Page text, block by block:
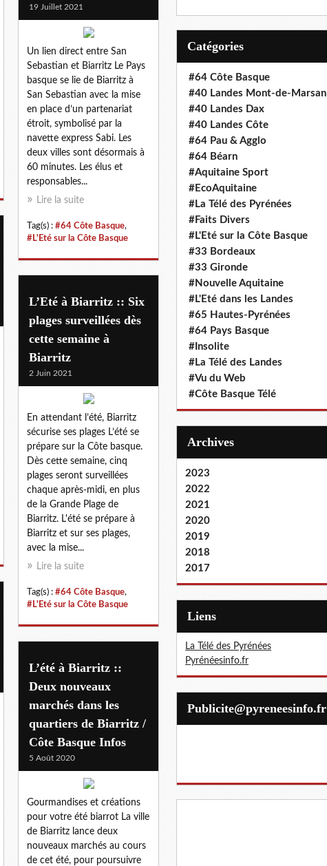
19 Juillet 2021
Un lien direct entre San
Sebastian et Biarritz Le Pays
basque se lie de Biarritz à
San Sebastian avec la mise
en place d’un partenariat
étroit, symbolisé par la
navette express Sabi. Les
deux villes sont désormais à
60 minutes. Les élus et
responsables...
Lire la suite
Tag(s) : #64 Côte Basque,
#L'Eté sur la Côte Basque
L’Eté à Biarritz :: Six
plages surveillées dès
cette semaine à
Biarritz
2 Juin 2021
En attendant l’été, Biarritz
sécurise ses plages L’été se
prépare sur la Côte basque.
Dès cette semaine, cinq
plages seront surveillées
chaque après-midi, en plus
de la Grande Plage de
Biarritz. L'été se prépare à
Biarritz et sur ses plages,
avec la mise...
Lire la suite
Tag(s) : #64 Côte Basque,
#L'Eté sur la Côte Basque
L’été à Biarritz ::
Deux nouveaux
marchés dans les
quartiers de Biarritz /
Côte Basque Infos
5 Août 2020
Gourmandises et créations
pour votre été biarrot La ville
de Biarritz lance deux
nouveaux marchés au cours
de cet été, pour poursuivre
Catégories
#64 Côte Basque
#40 Landes Mont-de-Marsan
#40 Landes Dax
#40 Landes Côte
#64 Pau & Agglo
#64 Béarn
#Aquitaine Sport
#EcoAquitaine
#La Télé des Pyrénées
#Faits Divers
#L'Eté sur la Côte Basque
#33 Bordeaux
#33 Gironde
#Nouvelle Aquitaine
#L'Eté dans les Landes
#65 Hautes-Pyrénées
#64 Pays Basque
#Insolite
#La Télé des Landes
#Vu du Web
#Côte Basque Télé
Archives
2023
2022
2021
2020
2019
2018
2017
Liens
La Télé des Pyrénées
Pyrénéesinfo.fr
publicite@pyreneesinfo.fr